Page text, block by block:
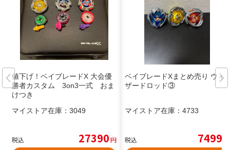
値下げ！ベイブレードX 大会優
勝者カスタム 3on3一式 おま
けつき
マイストア在庫： 3049
税込 27390円
ベイブレードXまとめ売り ウィ
ザードロッド③
マイストア在庫： 4733
税込 7499